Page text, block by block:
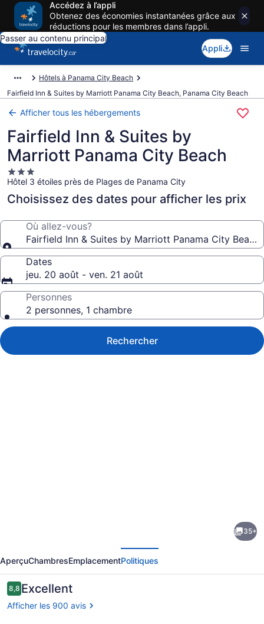
Accédez à l’appli
Obtenez des économies instantanées grâce aux
réductions pour les membres dans l’appli.
Passer au contenu principal
Appli
Hôtels à Panama City Beach
Fairfield Inn & Suites by Marriott Panama City Beach, Panama City Beach
Afficher tous les hébergements
Fairfield Inn & Suites by
Marriott Panama City Beach
Hébergement
3.0 étoiles
Hôtel 3 étoiles près de Plages de Panama City
Choisissez des dates pour afficher les prix
Où allez-vous?
Fairfield Inn & Suites by Marriott Panama City Beach
Dates
jeu. 20 août - ven. 21 août
Personnes
2 personnes, 1 chambre
Rechercher
Fairfield
Inn
&
Suites
35+
AperçuChambresEmplacementPolitiques
Avis
8,88,8 sur 10 –
Excellent
Afficher les 900 avis